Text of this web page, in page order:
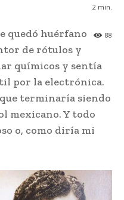
2 min.
88
quedó huérfano
de rótulos y
químicos y sentía
por la electrónica.
terminaría siendo
mexicano. Y todo
o, como diría mi